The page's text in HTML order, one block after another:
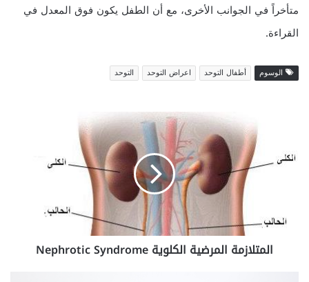
متأخراً في الجوانب الأخرى، مع أن الطفل يكون فوق المعدل في
القراءة.
الوسوم أطفال التوحد اعراض التوحد التوحد
Nephrotic
المتلازمة المرضية الكلوية Nephrotic Syndrome